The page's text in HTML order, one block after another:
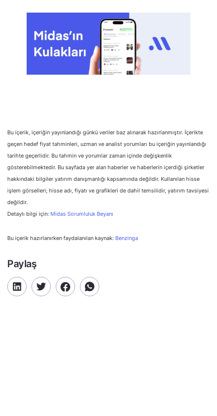
Bu içerik, içeriğin yayınlandığı günkü veriler baz alınarak hazırlanmıştır. İçerikte
geçen hedef fiyat tahminleri, uzman ve analist yorumları bu içeriğin yayınlandığı
tarihte geçerlidir. Bu tahmin ve yorumlar zaman içinde değişkenlik
gösterebilmektedir. Bu sayfada yer alan haberler ve haberlerin içerdiği şirketler
hakkındaki bilgiler yatırım danışmanlığı kapsamında değildir. Kullanılan hisse
işlem görselleri; hisse adı, fiyatı ve grafikleri de dahil temsilidir, yatırım tavsiyesi
değildir.
Detaylı bilgi için: Midas Sorumluluk Beyanı
Bu içerik hazırlanırken faydalanılan kaynak: Benzinga
Paylaş